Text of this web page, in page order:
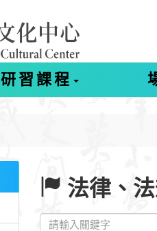
研習課程
法律、